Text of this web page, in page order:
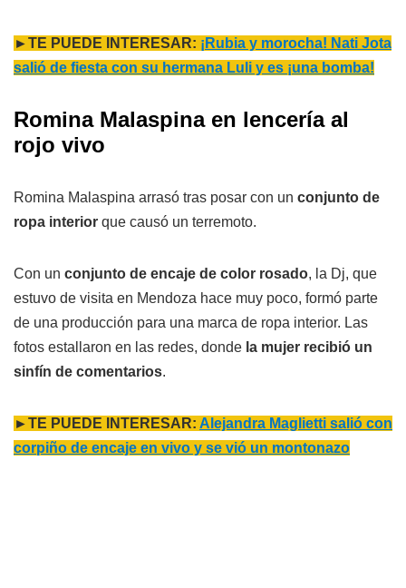
►TE PUEDE INTERESAR: ¡Rubia y morocha! Nati Jota
salió de fiesta con su hermana Luli y es ¡una bomba!
Romina Malaspina en lencería al
rojo vivo
Romina Malaspina arrasó tras posar con un conjunto de
ropa interior que causó un terremoto.
Con un conjunto de encaje de color rosado, la Dj, que
estuvo de visita en Mendoza hace muy poco, formó parte
de una producción para una marca de ropa interior. Las
fotos estallaron en las redes, donde la mujer recibió un
sinfín de comentarios.
►TE PUEDE INTERESAR: Alejandra Maglietti salió con
corpiño de encaje en vivo y se vió un montonazo